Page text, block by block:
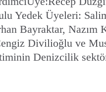
Yedek Üyeleri:
Bayraktar, Nazım
Divilioğlu ve
Denizcilik